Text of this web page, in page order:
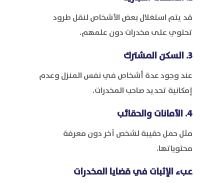
قد يتم استغلال بعض الأشخاص لنقل طرود
تحتوي على مخدرات دون علمهم.
3. السكن المشترك
عند وجود عدة أشخاص في نفس المنزل وعدم
إمكانية تحديد صاحب المخدرات.
4. الأمانات والحقائب
مثل حمل حقيبة لشخص آخر دون معرفة
محتوياتها.
عبء الإثبات في قضايا المخدرات